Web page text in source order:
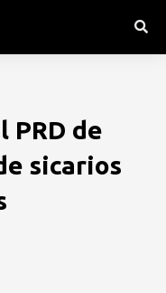
PRD de
sicarios